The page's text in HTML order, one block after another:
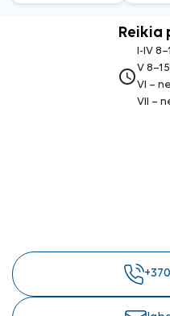
Reikia
access_time
I-IV
V
VI –
VII –